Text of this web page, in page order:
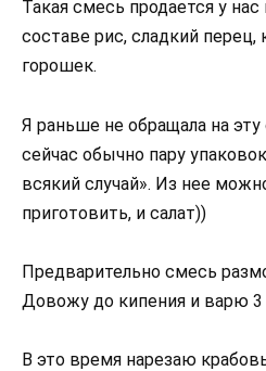
Такая смесь продается у
составе рис, сладкий перец,
горошек.
Я раньше не обращала на
сейчас обычно пару
всякий случай». Из нее
приготовить, и салат))
Предварительно смесь
Довожу до кипения и варю
В это время нарезаю